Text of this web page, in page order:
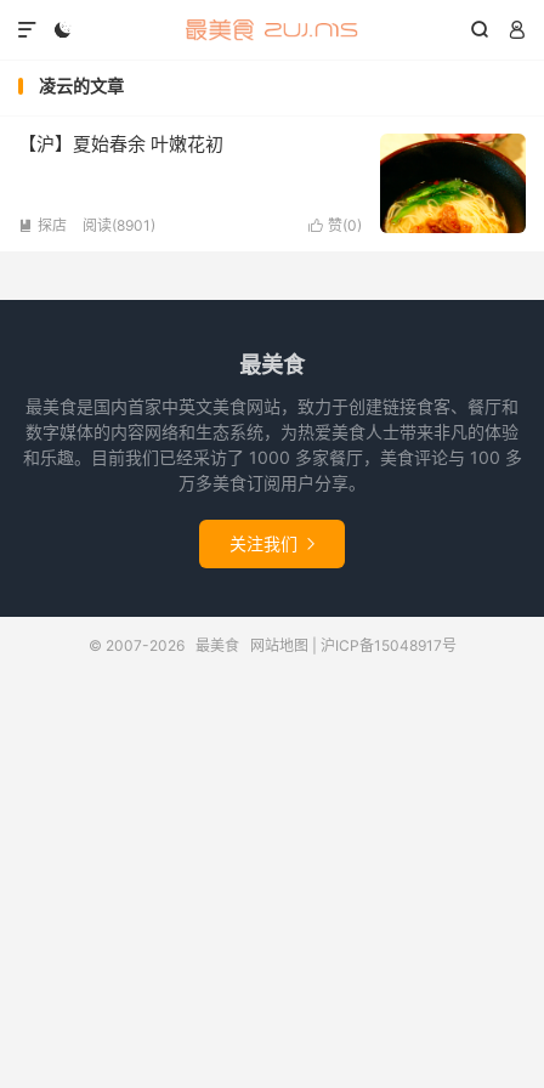
  

凌云的文章
【沪】夏始春余 叶嫩花初
 赞(0)
 探店 阅读(8901)
最美食
最美食是国内首家中英文美食网站，致力于创建链接食客、餐厅和
数字媒体的内容网络和生态系统，为热爱美食人士带来非凡的体验
和乐趣。目前我们已经采访了 1000 多家餐厅，美食评论与 100 多
万多美食订阅用户分享。
关注我们 
© 2007-2026 最美食 网站地图 沪ICP备15048917号